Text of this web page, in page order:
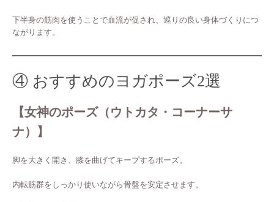
下半身の筋肉を使うことで血流が促され、巡りの良い身体づくりにつ
ながります。
④ おすすめのヨガポーズ2選
【女神のポーズ（ウトカタ・コーナーサ
ナ）】
脚を大きく開き、膝を曲げてキープするポーズ。
内転筋群をしっかり使いながら骨盤を安定させます。